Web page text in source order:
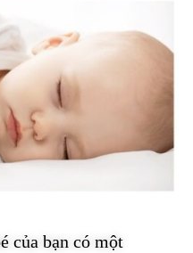
của bạn có một